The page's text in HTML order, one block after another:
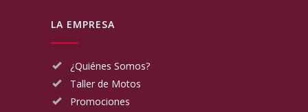
LA EMPRESA
¿Quiénes Somos?
Taller de Motos
Promociones